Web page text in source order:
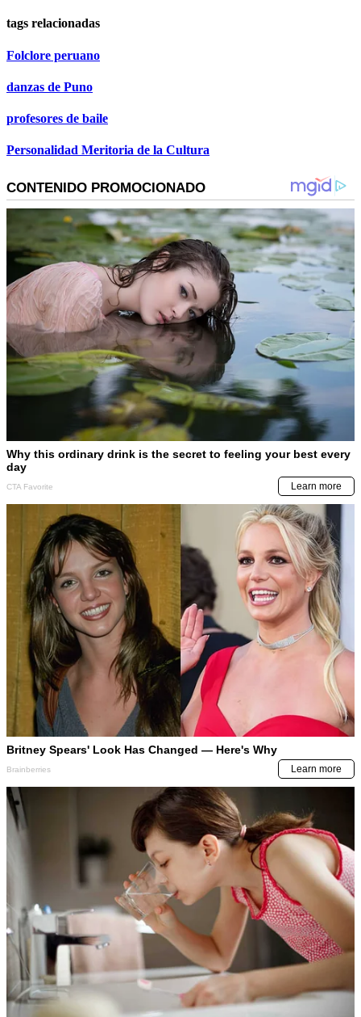
tags relacionadas
Folclore peruano
danzas de Puno
profesores de baile
Personalidad Meritoria de la Cultura